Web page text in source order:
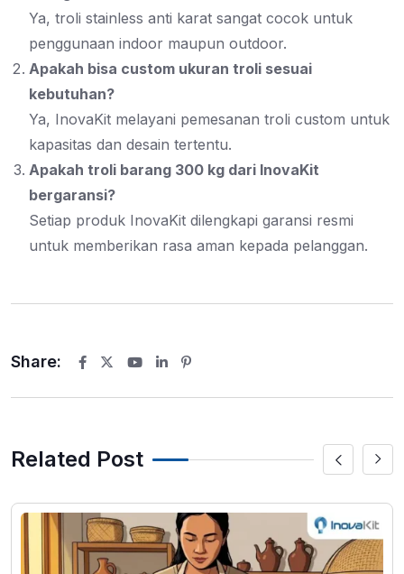
Ya, troli stainless anti karat sangat cocok untuk
penggunaan indoor maupun outdoor.
Apakah bisa custom ukuran troli sesuai
kebutuhan?
Ya, InovaKit melayani pemesanan troli custom untuk
kapasitas dan desain tertentu.
Apakah troli barang 300 kg dari InovaKit
bergaransi?
Setiap produk InovaKit dilengkapi garansi resmi
untuk memberikan rasa aman kepada pelanggan.
Share:
Youtube
LinkedIn
Related Post